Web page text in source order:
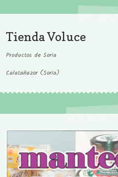
Tienda Voluce
Productos de Soria
Calatañazor (Soria)